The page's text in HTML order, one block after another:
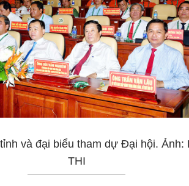
và đại biểu tham dự Đại hội. Ảnh:
THI